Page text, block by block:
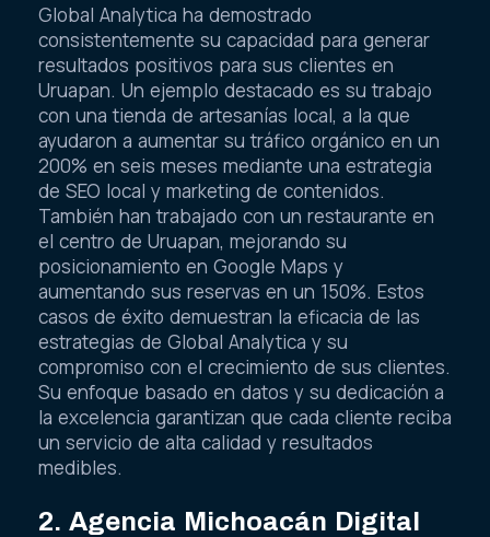
Global Analytica ha demostrado
consistentemente su capacidad para generar
resultados positivos para sus clientes en
Uruapan. Un ejemplo destacado es su trabajo
con una tienda de artesanías local, a la que
ayudaron a aumentar su tráfico orgánico en un
200% en seis meses mediante una estrategia
de SEO local y marketing de contenidos.
También han trabajado con un restaurante en
el centro de Uruapan, mejorando su
posicionamiento en Google Maps y
aumentando sus reservas en un 150%. Estos
casos de éxito demuestran la eficacia de las
estrategias de Global Analytica y su
compromiso con el crecimiento de sus clientes.
Su enfoque basado en datos y su dedicación a
la excelencia garantizan que cada cliente reciba
un servicio de alta calidad y resultados
medibles.
2. Agencia Michoacán Digital